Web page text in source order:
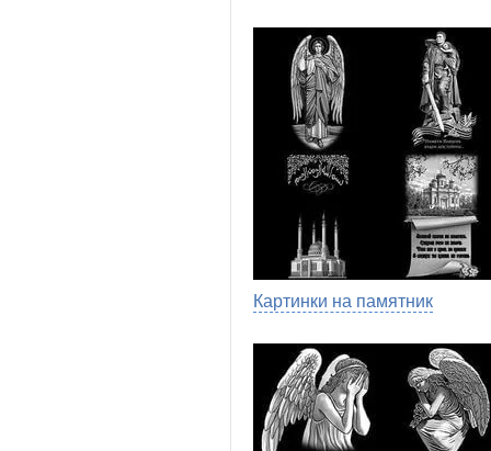
Картинки на памятник